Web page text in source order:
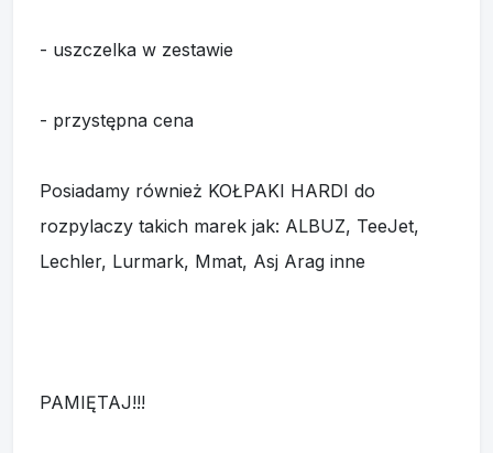
- uszczelka w zestawie
- przystępna cena
Posiadamy również KOŁPAKI HARDI do
rozpylaczy takich marek jak: ALBUZ, TeeJet,
Lechler, Lurmark, Mmat, Asj Arag inne
PAMIĘTAJ!!!